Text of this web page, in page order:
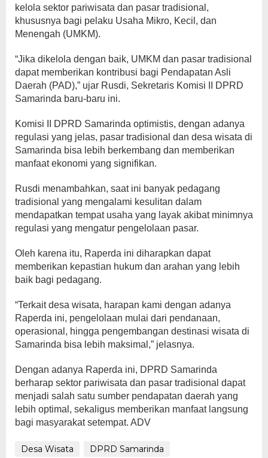
kelola sektor pariwisata dan pasar tradisional,
khususnya bagi pelaku Usaha Mikro, Kecil, dan
Menengah (UMKM).
“Jika dikelola dengan baik, UMKM dan pasar tradisional
dapat memberikan kontribusi bagi Pendapatan Asli
Daerah (PAD),” ujar Rusdi, Sekretaris Komisi II DPRD
Samarinda baru-baru ini.
Komisi II DPRD Samarinda optimistis, dengan adanya
regulasi yang jelas, pasar tradisional dan desa wisata di
Samarinda bisa lebih berkembang dan memberikan
manfaat ekonomi yang signifikan.
Rusdi menambahkan, saat ini banyak pedagang
tradisional yang mengalami kesulitan dalam
mendapatkan tempat usaha yang layak akibat minimnya
regulasi yang mengatur pengelolaan pasar.
Oleh karena itu, Raperda ini diharapkan dapat
memberikan kepastian hukum dan arahan yang lebih
baik bagi pedagang.
“Terkait desa wisata, harapan kami dengan adanya
Raperda ini, pengelolaan mulai dari pendanaan,
operasional, hingga pengembangan destinasi wisata di
Samarinda bisa lebih maksimal,” jelasnya.
Dengan adanya Raperda ini, DPRD Samarinda
berharap sektor pariwisata dan pasar tradisional dapat
menjadi salah satu sumber pendapatan daerah yang
lebih optimal, sekaligus memberikan manfaat langsung
bagi masyarakat setempat. ADV
Desa Wisata
DPRD Samarinda